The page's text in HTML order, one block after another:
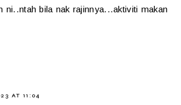
ni..ntah bila nak rajinnya...aktiviti makan
AT 11:04